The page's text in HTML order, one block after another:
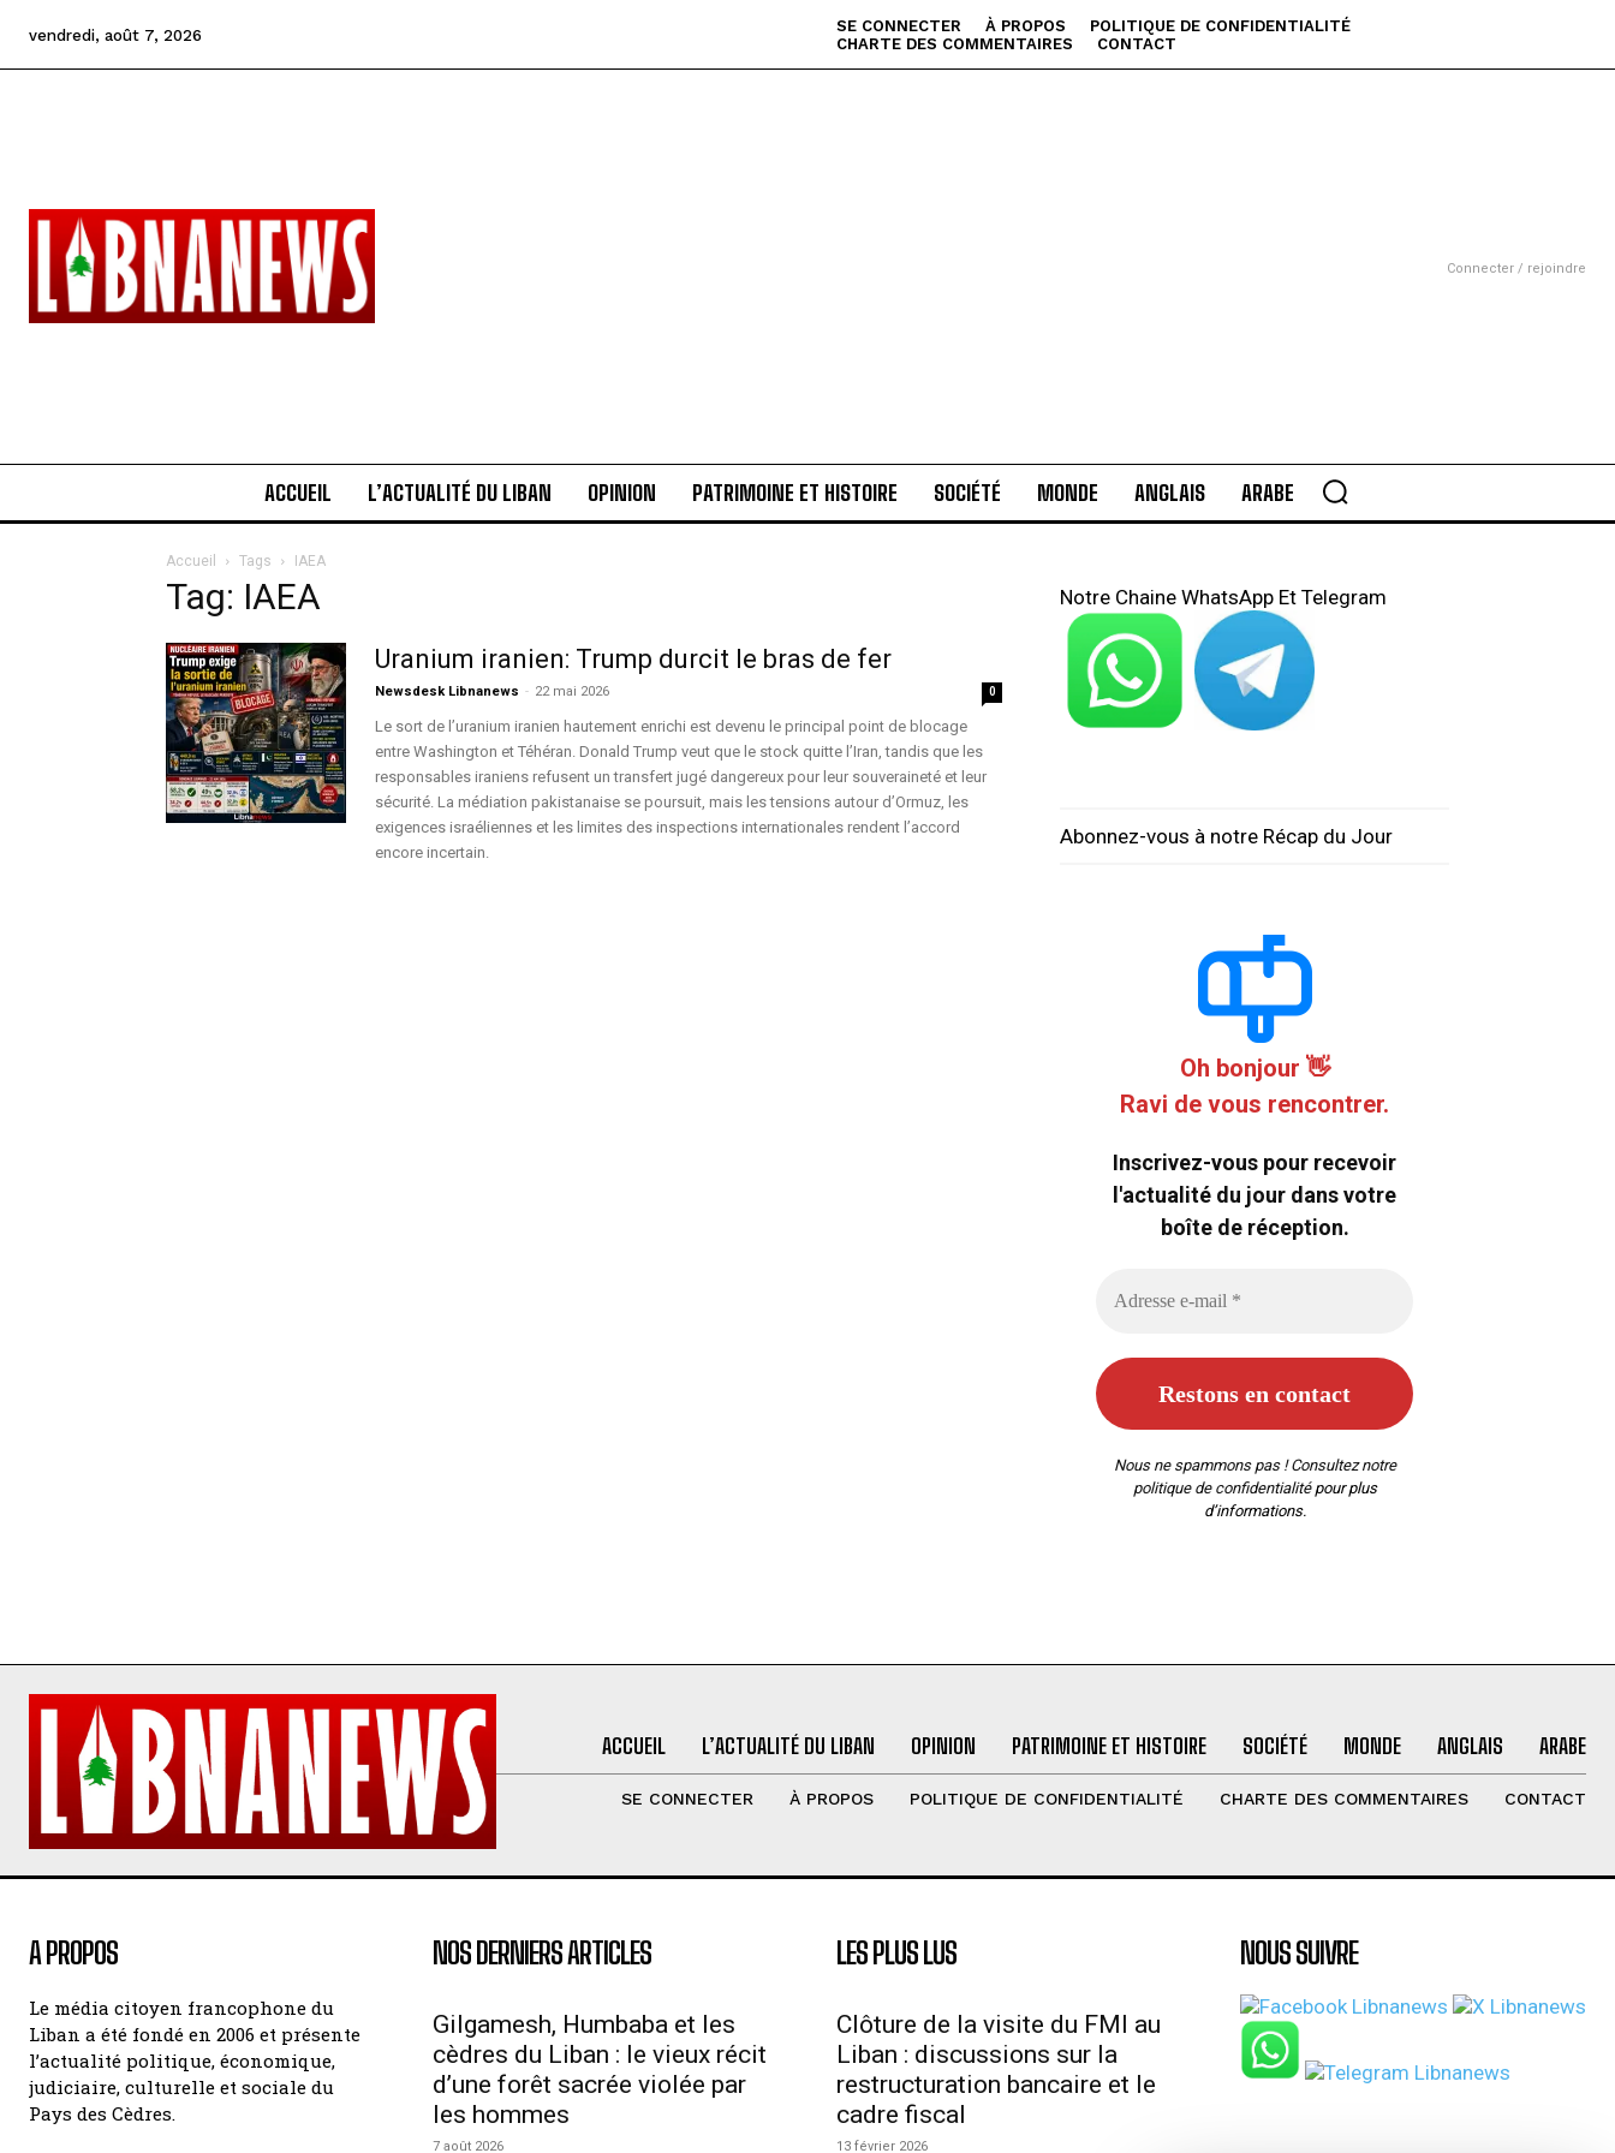
vendredi, août 7, 2026 SE CONNECTER À PROPOS
POLITIQUE DE CONFIDENTIALITÉ
CHARTE DES COMMENTAIRES
CONTACT
Connecter / rejoindre
ACCUEIL L’ACTUALITÉ DU LIBAN OPINION PATRIMOINE ET HISTOIRE SOCIÉTÉ MONDE ANGLAIS ARABE
Accueil Tags IAEA
Tag: IAEA
Uranium iranien: Trump durcit le bras de fer
Newsdesk Libnanews - 22 mai 2026 0
Le sort de l’uranium iranien hautement enrichi est devenu le principal point de blocage
entre Washington et Téhéran. Donald Trump veut que le stock quitte l’Iran, tandis que les
responsables iraniens refusent un transfert jugé dangereux pour leur souveraineté et leur
sécurité. La médiation pakistanaise se poursuit, mais les tensions autour d’Ormuz, les
exigences israéliennes et les limites des inspections internationales rendent l’accord
encore incertain.
Notre Chaine WhatsApp Et Telegram
Abonnez-vous à notre Récap du Jour
Oh bonjour 👋
Ravi de vous rencontrer.
Inscrivez-vous pour recevoir
l'actualité du jour dans votre
boîte de réception.
Nous ne spammons pas ! Consultez notre
politique de confidentialitépour plus
d’informations.
ACCUEIL L’ACTUALITÉ DU LIBAN OPINION PATRIMOINE ET HISTOIRE SOCIÉTÉ MONDE ANGLAIS ARABE
SE CONNECTER À PROPOS POLITIQUE DE CONFIDENTIALITÉ CHARTE DES COMMENTAIRES CONTACT
A PROPOS
Le média citoyen francophone du
Liban a été fondé en 2006 et présente
l’actualité politique, économique,
judiciaire, culturelle et sociale du
Pays des Cèdres.
NOS DERNIERS ARTICLES
Gilgamesh, Humbaba et les
cèdres du Liban : le vieux récit
d’une forêt sacrée violée par
les hommes
7 août 2026
LES PLUS LUS
Clôture de la visite du FMI au
Liban : discussions sur la
restructuration bancaire et le
cadre fiscal
13 février 2026
NOUS SUIVRE